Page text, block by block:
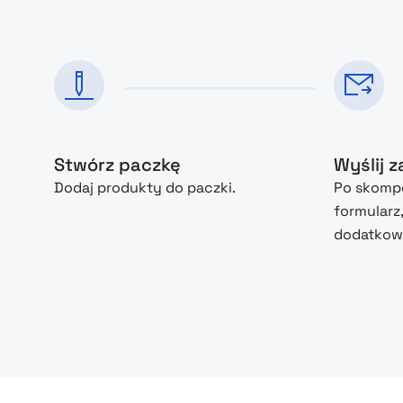
Stwórz paczkę
Dodaj produkty do paczki.
Wyślij
Po